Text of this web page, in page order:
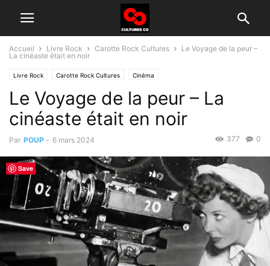
Accueil Livre Rock Carotte Rock Cultures
Le Voyage de la peur –
La cinéaste était en noir
Livre Rock Carotte Rock Cultures Cinéma
Le Voyage de la peur – La
cinéaste était en noir
Par POUP - 6 mars 2024 0
377
Save